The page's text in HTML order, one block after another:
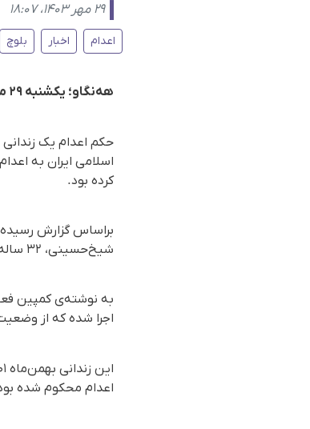
۲۹ مهر ۱۴۰۳، ۱۸:۰۷
اعدام اخبار بلوچ
هەنگاو؛ یکشنبه ۲۹ مهر ۱۴۰۳
حکم اعدام یک
اسلامی ایران به
کرده بود.
شیخ‌حسینی، ۳۲ ساله پدر سه فرزند و اهل زاهدان بدون حق آخرین ملاقات با خانواده‌اش در زندان مرکزی بیرجند اجرا شد.
به نوشته‌ی کمپین
اجرا شده که از
اعدام محکوم شده